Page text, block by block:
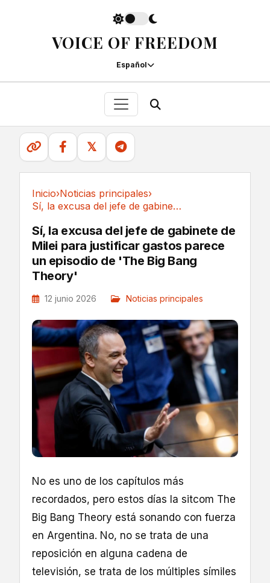
VOICE OF FREEDOM
Español
𝕏
Inicio›Noticias principales›
Sí, la excusa del jefe de gabinete de Milei...
Sí, la excusa del jefe de gabinete de
Milei para justificar gastos parece
un episodio de 'The Big Bang
Theory'
12 junio 2026 Noticias principales
No es uno de los capítulos más
recordados, pero estos días la sitcom The
Big Bang Theory está sonando con fuerza
en Argentina. No, no se trata de una
reposición en alguna cadena de
televisión, se trata de los múltiples símiles